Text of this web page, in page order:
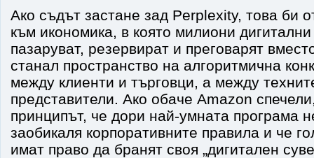
Ако съдът застане зад Perplexity, това би
към икономика, в която милиони
пазаруват, резервират и преговарят
станал пространство на алгоритмична
между клиенти и търговци, а между
представители. Ако обаче Amazon
принципът, че дори най-умната програма
заобикаля корпоративните правила и че
имат право да бранят своя „дигитален